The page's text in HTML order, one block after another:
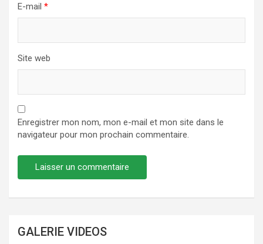
E-mail *
Site web
Enregistrer mon nom, mon e-mail et mon site dans le
navigateur pour mon prochain commentaire.
GALERIE VIDEOS